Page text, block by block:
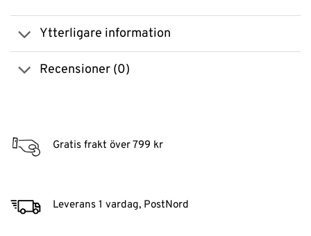
Ytterligare information
Recensioner (0)
Gratis frakt över 799 kr
Leverans 1 vardag, PostNord